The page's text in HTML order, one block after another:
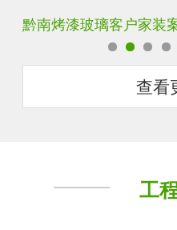
黔南单向透视玻璃客户
查看
工